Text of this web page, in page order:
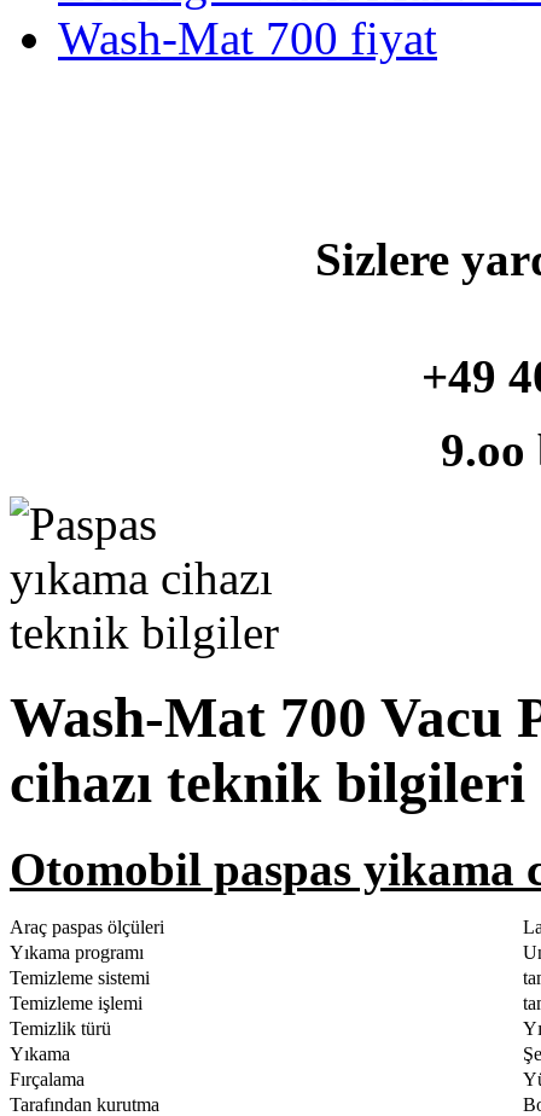
Wash-Mat 700 fiyat
Sizlere
+49
9.oo
Wash-Mat 700 Vacu
cihazı teknik bilgileri
Otomobil paspas
Araç paspas ölçüleri
Yıkama programı
Temizleme sistemi
Temizleme işlemi
Temizlik türü
Yıkama
Fırçalama
Tarafından kurutma